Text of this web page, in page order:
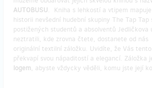
AUTOBUSU. Kniha s lehkostí a vtipem
historii nevšední hudební skupiny The Tap Tap
postižených studentů a absolventů Jedličkova
neztratili, kde zrovna čtete, dostanete od nás
originální textilní záložku. Uvidíte, že Vás
překvapí svou nápaditostí a elegancí. Záložka
logem, abyste vždycky věděli, komu jste její